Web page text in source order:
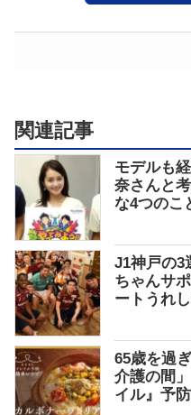
関連記事
モデルも
奈さんと
な4つのこ
J1神戸の3
ちゃんサ
ートうれし
65歳を過
介護の間
イル』予防